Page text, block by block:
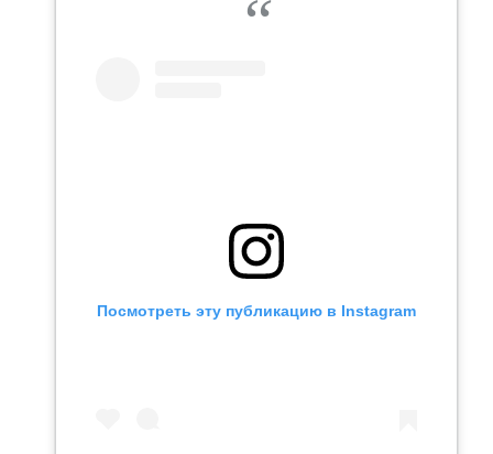
Посмотреть эту публикацию в Instagram